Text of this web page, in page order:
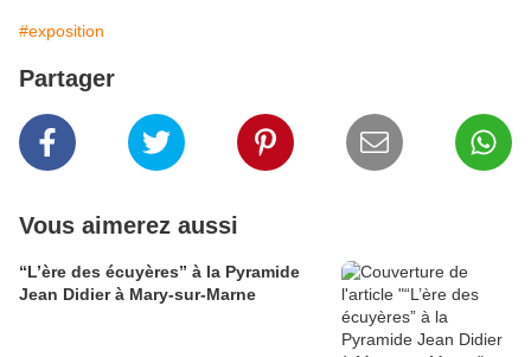
#exposition
Partager
Vous aimerez aussi
“L’ère des écuyères” à la Pyramide
Jean Didier à Mary-sur-Marne